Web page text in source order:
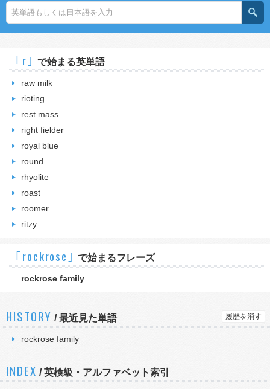
｢r｣ で始まる英単語
raw milk
rioting
rest mass
right fielder
royal blue
round
rhyolite
roast
roomer
ritzy
｢rockrose｣ で始まるフレーズ
rockrose family
HISTORY /最近見た単語 履歴を消す
rockrose family
INDEX / 英検級・アルファベット索引